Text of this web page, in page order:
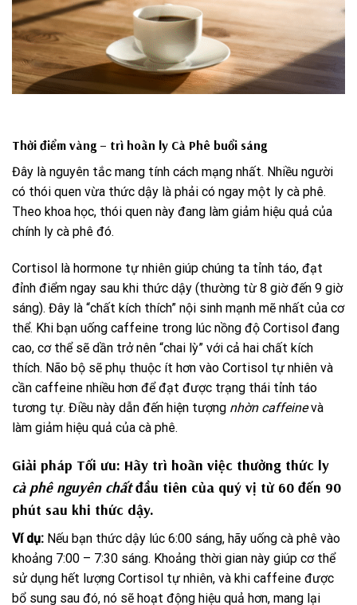
Thời điểm vàng – trì hoãn ly Cà Phê buổi sáng
Đây là nguyên tắc mang tính cách mạng nhất. Nhiều người
có thói quen vừa thức dậy là phải có ngay một ly cà phê.
Theo khoa học, thói quen này đang làm giảm hiệu quả của
chính ly cà phê đó.
Cortisol là hormone tự nhiên giúp chúng ta tỉnh táo, đạt
đỉnh điểm ngay sau khi thức dậy (thường từ 8 giờ đến 9 giờ
sáng). Đây là “chất kích thích” nội sinh mạnh mẽ nhất của cơ
thể. Khi bạn uống caffeine trong lúc nồng độ Cortisol đang
cao, cơ thể sẽ dần trở nên “chai lỳ” với cả hai chất kích
thích. Não bộ sẽ phụ thuộc ít hơn vào Cortisol tự nhiên và
cần caffeine nhiều hơn để đạt được trạng thái tỉnh táo
tương tự. Điều này dẫn đến hiện tượng nhờn caffeinevà
làm giảm hiệu quả của cà phê.
Giải pháp Tối ưu: Hãy trì hoãn việc thưởng thức ly
cà phê nguyên chấtđầu tiên của quý vị từ 60 đến 90
phút sau khi thức dậy.
Ví dụ: Nếu bạn thức dậy lúc 6:00 sáng, hãy uống cà phê vào
khoảng 7:00 – 7:30 sáng. Khoảng thời gian này giúp cơ thể
sử dụng hết lượng Cortisol tự nhiên, và khi caffeine được
bổ sung sau đó, nó sẽ hoạt động hiệu quả hơn, mang lại